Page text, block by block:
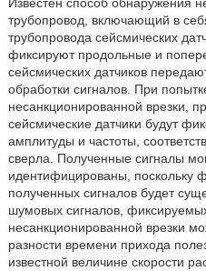
трубопровод, включающий в
трубопровода сейсмических
фиксируют продольные и
сейсмических датчиков
обработки сигналов. При
несанкционированной врезки,
сейсмические датчики будут
амплитуды и частоты,
сверла. Полученные сигналы
идентифицированы, поскольку
полученных сигналов будет
шумовых сигналов,
несанкционированной врезки
разности времени прихода
известной величине скорости